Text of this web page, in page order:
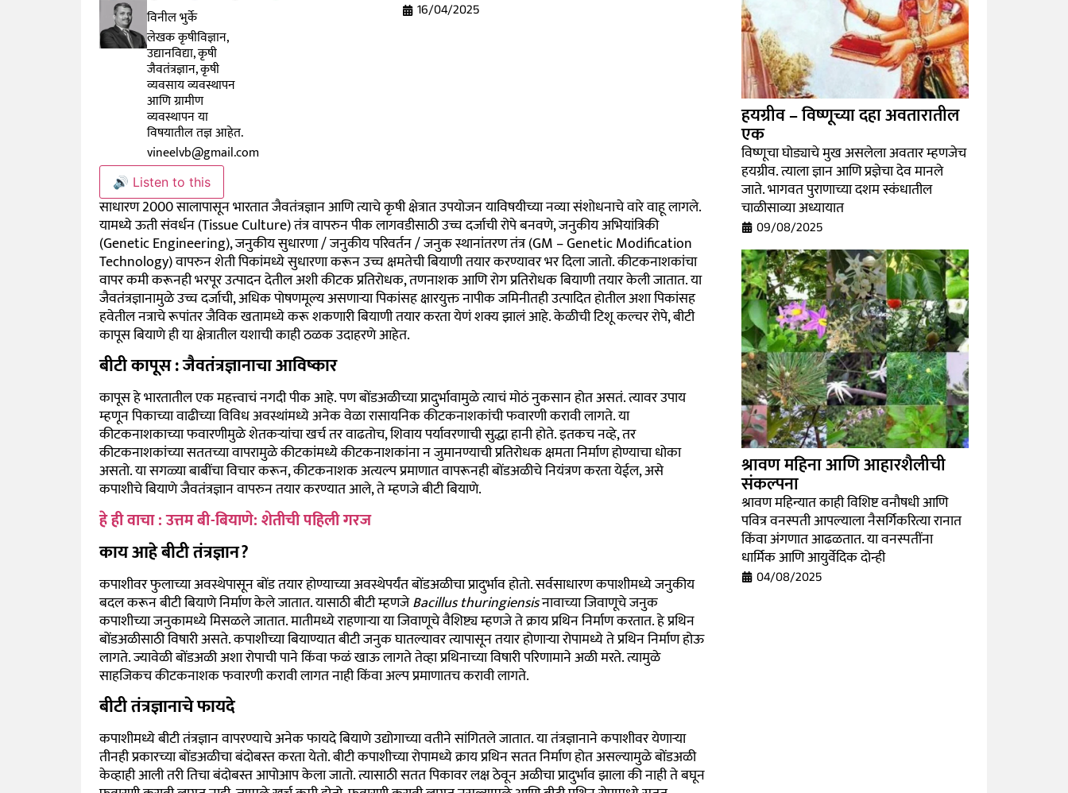
विनील भुर्के
लेखक कृषीविज्ञान,
उद्यानविद्या, कृषी
जैवतंत्रज्ञान, कृषी
व्यवसाय व्यवस्थापन
आणि ग्रामीण
व्यवस्थापन या
विषयातील तज्ञ आहेत.
vineelvb@gmail.com
16/04/2025
🔊 Listen to this
साधारण 2000 सालापासून भारतात जैवतंत्रज्ञान आणि त्याचे कृषी क्षेत्रात उपयोजन याविषयीच्या नव्या संशोधनाचे वारे वाहू लागले.
यामध्ये ऊती संवर्धन (Tissue Culture) तंत्र वापरुन पीक लागवडीसाठी उच्च दर्जाची रोपे बनवणे, जनुकीय अभियांत्रिकी
(Genetic Engineering), जनुकीय सुधारणा / जनुकीय परिवर्तन / जनुक स्थानांतरण तंत्र (GM – Genetic Modification
Technology) वापरुन शेती पिकांमध्ये सुधारणा करून उच्च क्षमतेची बियाणी तयार करण्यावर भर दिला जातो. कीटकनाशकांचा
वापर कमी करूनही भरपूर उत्पादन देतील अशी कीटक प्रतिरोधक, तणनाशक आणि रोग प्रतिरोधक बियाणी तयार केली जातात. या
जैवतंत्रज्ञानामुळे उच्च दर्जाची, अधिक पोषणमूल्य असणाऱ्या पिकांसह क्षारयुक्त नापीक जमिनीतही उत्पादित होतील अशा पिकांसह
हवेतील नत्राचे रूपांतर जैविक खतामध्ये करू शकणारी बियाणी तयार करता येणं शक्य झालं आहे. केळीची टिशू कल्चर रोपे, बीटी
कापूस बियाणे ही या क्षेत्रातील यशाची काही ठळक उदाहरणे आहेत.
बीटी कापूस : जैवतंत्रज्ञानाचा आविष्कार
कापूस हे भारतातील एक महत्त्वाचं नगदी पीक आहे. पण बोंडअळीच्या प्रादुर्भावामुळे त्याचं मोठं नुकसान होत असतं. त्यावर उपाय
म्हणून पिकाच्या वाढीच्या विविध अवस्थांमध्ये अनेक वेळा रासायनिक कीटकनाशकांची फवारणी करावी लागते. या
कीटकनाशकाच्या फवारणीमुळे शेतकऱ्यांचा खर्च तर वाढतोच, शिवाय पर्यावरणाची सुद्धा हानी होते. इतकच नव्हे, तर
कीटकनाशकांच्या सततच्या वापरामुळे कीटकांमध्ये कीटकनाशकांना न जुमानण्याची प्रतिरोधक क्षमता निर्माण होण्याचा धोका
असतो. या सगळ्या बाबींचा विचार करून, कीटकनाशक अत्यल्प प्रमाणात वापरूनही बोंडअळीचे नियंत्रण करता येईल, असे
कपाशीचे बियाणे जैवतंत्रज्ञान वापरुन तयार करण्यात आले, ते म्हणजे बीटी बियाणे.
हे ही वाचा : उत्तम बी-बियाणे: शेतीची पहिली गरज
काय आहे बीटी तंत्रज्ञान?
कपाशीवर फुलाच्या अवस्थेपासून बोंड तयार होण्याच्या अवस्थेपर्यंत बोंडअळीचा प्रादुर्भाव होतो. सर्वसाधारण कपाशीमध्ये जनुकीय
बदल करून बीटी बियाणे निर्माण केले जातात. यासाठी बीटी म्हणजेBacillus thuringiensisनावाच्या जिवाणूचे जनुक
कपाशीच्या जनुकामध्ये मिसळले जातात. मातीमध्ये राहणाऱ्या या जिवाणूचे वैशिष्ट्य म्हणजे ते क्राय प्रथिन निर्माण करतात. हे प्रथिन
बोंडअळीसाठी विषारी असते. कपाशीच्या बियाण्यात बीटी जनुक घातल्यावर त्यापासून तयार होणाऱ्या रोपामध्ये ते प्रथिन निर्माण होऊ
लागते. ज्यावेळी बोंडअळी अशा रोपाची पाने किंवा फळं खाऊ लागते तेव्हा प्रथिनाच्या विषारी परिणामाने अळी मरते. त्यामुळे
साहजिकच कीटकनाशक फवारणी करावी लागत नाही किंवा अल्प प्रमाणातच करावी लागते.
बीटी तंत्रज्ञानाचे फायदे
कपाशीमध्ये बीटी तंत्रज्ञान वापरण्याचे अनेक फायदे बियाणे उद्योगाच्या वतीने सांगितले जातात. या तंत्रज्ञानाने कपाशीवर येणाऱ्या
तीनही प्रकारच्या बोंडअळीचा बंदोबस्त करता येतो. बीटी कपाशीच्या रोपामध्ये क्राय प्रथिन सतत निर्माण होत असल्यामुळे बोंडअळी
केव्हाही आली तरी तिचा बंदोबस्त आपोआप केला जातो. त्यासाठी सतत पिकावर लक्ष ठेवून अळीचा प्रादुर्भाव झाला की नाही ते बघून
हयग्रीव – विष्णूच्या दहा अवतारातील
एक
विष्णूचा घोड्याचे मुख असलेला अवतार म्हणजेच
हयग्रीव. त्याला ज्ञान आणि प्रज्ञेचा देव मानले
जाते. भागवत पुराणाच्या दशम स्कंधातील
चाळीसाव्या अध्यायात
09/08/2025
श्रावण महिना आणि आहारशैलीची
संकल्पना
श्रावण महिन्यात काही विशिष्ट वनौषधी आणि
पवित्र वनस्पती आपल्याला नैसर्गिकरित्या रानात
किंवा अंगणात आढळतात. या वनस्पतींना
धार्मिक आणि आयुर्वेदिक दोन्ही
04/08/2025